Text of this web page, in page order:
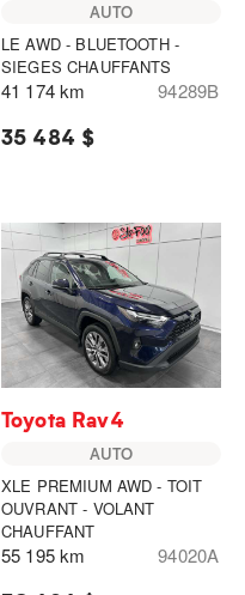
AUTO
LE AWD - BLUETOOTH -
SIEGES CHAUFFANTS
41 174 km 94289B
35 484 $
Toyota Rav4
AUTO
XLE PREMIUM AWD - TOIT
OUVRANT - VOLANT
CHAUFFANT
55 195 km 94020A